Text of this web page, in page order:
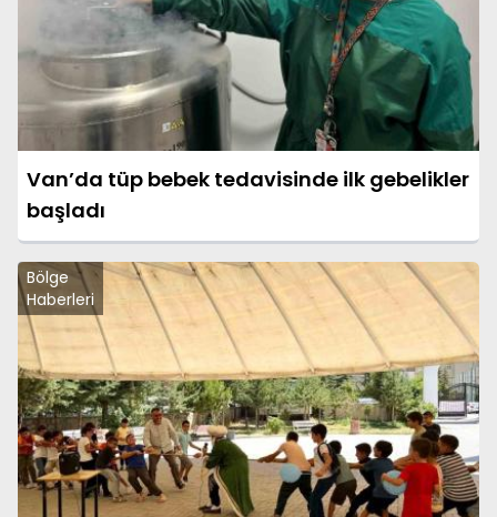
Van’da tüp bebek tedavisinde ilk gebelikler
başladı
Bölge
Haberleri